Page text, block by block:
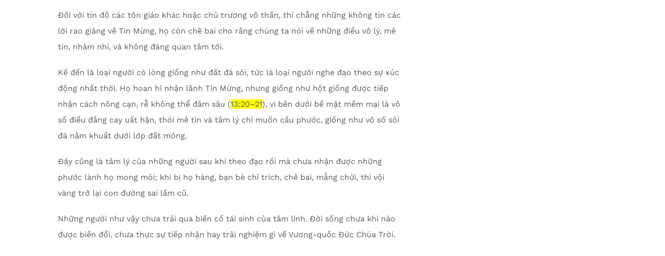
Đối với tín đồ các tôn giáo khác hoặc chủ trương vô thần, thì chẳng những không tin các
lời rao giảng về Tin Mừng, họ còn chê bai cho rằng chúng ta nói về những điều vô lý, mê
tín, nhảm nhí, và không đáng quan tâm tới.
Kế đến là loại người có lòng giống như đất đá sỏi, tức là loại người nghe đạo theo sự xúc
động nhất thời. Họ hoan hỉ nhận lãnh Tin Mừng, nhưng giống như hột giống được tiếp
nhận cách nông cạn, rễ không thể đâm sâu (13:20–21), vì bên dưới bề mặt mềm mại là vô
số điều đắng cay uất hận, thói mê tín và tâm lý chỉ muốn cầu phước, giống như vô số sỏi
đá nằm khuất dưới lớp đất mỏng.
Đây cũng là tâm lý của những người sau khi theo đạo rồi mà chưa nhận được những
phước lành họ mong mỏi; khi bị họ hàng, bạn bè chỉ trích, chê bai, mẳng chửi, thì vội
vàng trở lại con đường sai lầm cũ.
Những người như vậy chưa trải qua biến cố tái sinh của tâm linh. Đời sống chưa khi nào
được biến đổi, chưa thực sự tiếp nhận hay trải nghiệm gì về Vương-quốc Đức Chúa Trời.